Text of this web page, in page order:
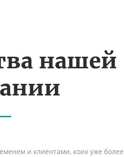
нашей
и клиентами, коих уже более